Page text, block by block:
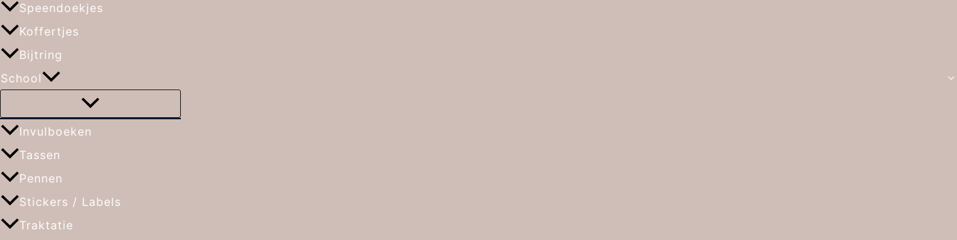
Speendoekjes
Koffertjes
Bijtring
School
Invulboeken
Tassen
Pennen
Stickers / Labels
Traktatie